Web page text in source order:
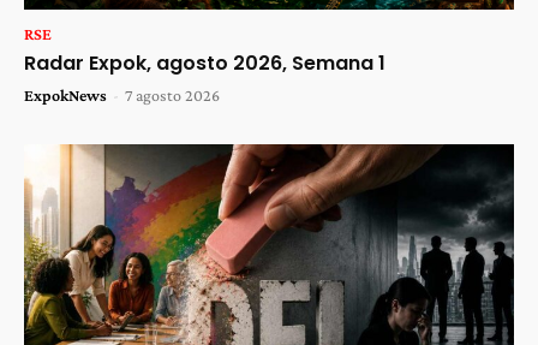
RSE
Radar Expok, agosto 2026, Semana 1
ExpokNews - 7 agosto 2026